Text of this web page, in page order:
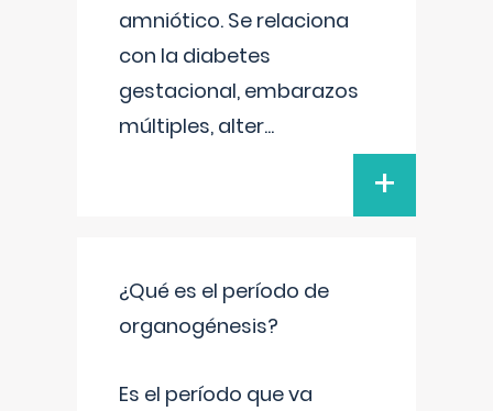
amniótico. Se relaciona
con la diabetes
gestacional, embarazos
múltiples, alter...
+
¿Qué es el período de
organogénesis?
Es el período que va